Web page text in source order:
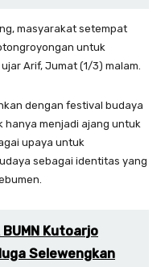
masyarakat setempat
untuk
Arif, Jumat (1/3) malam.
dengan festival budaya
hanya menjadi ajang untuk
upaya untuk
sebagai identitas yang
Kutoarjo
Selewengkan